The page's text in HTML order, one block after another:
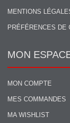
MENTIONS
PRÉFÉRENCES DE
MON
MON COMPTE
MES COMMANDES
MA WISHLIST